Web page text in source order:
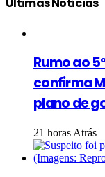
Últimas Notícias
Rumo ao
confirma
plano de
21 horas Atrás